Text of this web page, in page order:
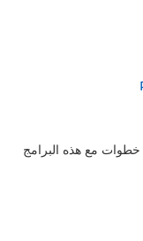
مع هذه البرامج